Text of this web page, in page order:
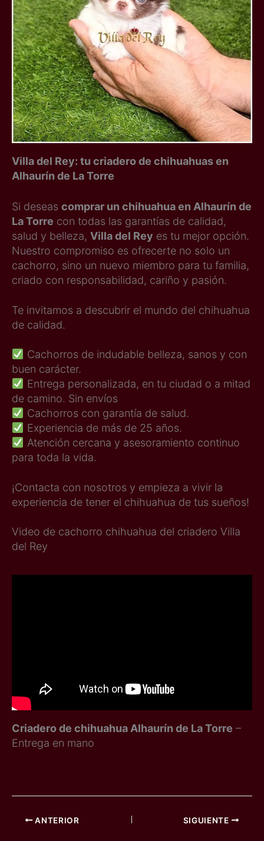
Villa del Rey: tu criadero de chihuahuas en
Alhaurín de La Torre
Si deseas comprar un chihuahua en Alhaurín de
La Torre con todas las garantías de calidad,
salud y belleza, Villa del Rey es tu mejor opción.
Nuestro compromiso es ofrecerte no solo un
cachorro, sino un nuevo miembro para tu familia,
criado con responsabilidad, cariño y pasión.
Te invitamos a descubrir el mundo del chihuahua
de calidad.
Cachorros de indudable belleza, sanos y con
buen carácter.
Entrega personalizada, en tu ciudad o a mitad
de camino. Sin envíos
Cachorros con garantía de salud.
Experiencia de más de 25 años.
Atención cercana y asesoramiento continuo
para toda la vida.
¡Contacta con nosotros y empieza a vivir la
experiencia de tener el chihuahua de tus sueños!
Video de cachorro chihuahua del criadero Villa
del Rey
Criadero de chihuahua Alhaurín de La Torre –
Entrega en mano
ANTERIOR SIGUIENTE